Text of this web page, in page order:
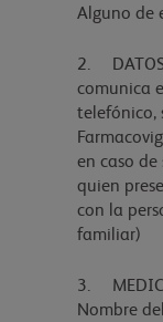
Alguno de
2. DATOS
comunica
telefónico,
en caso de
quien
con la
familiar)
3.
Nombre